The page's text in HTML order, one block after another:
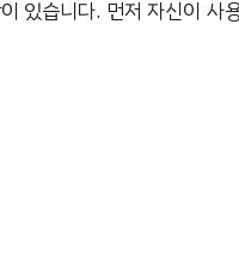
있습니다. 먼저 자신이 사